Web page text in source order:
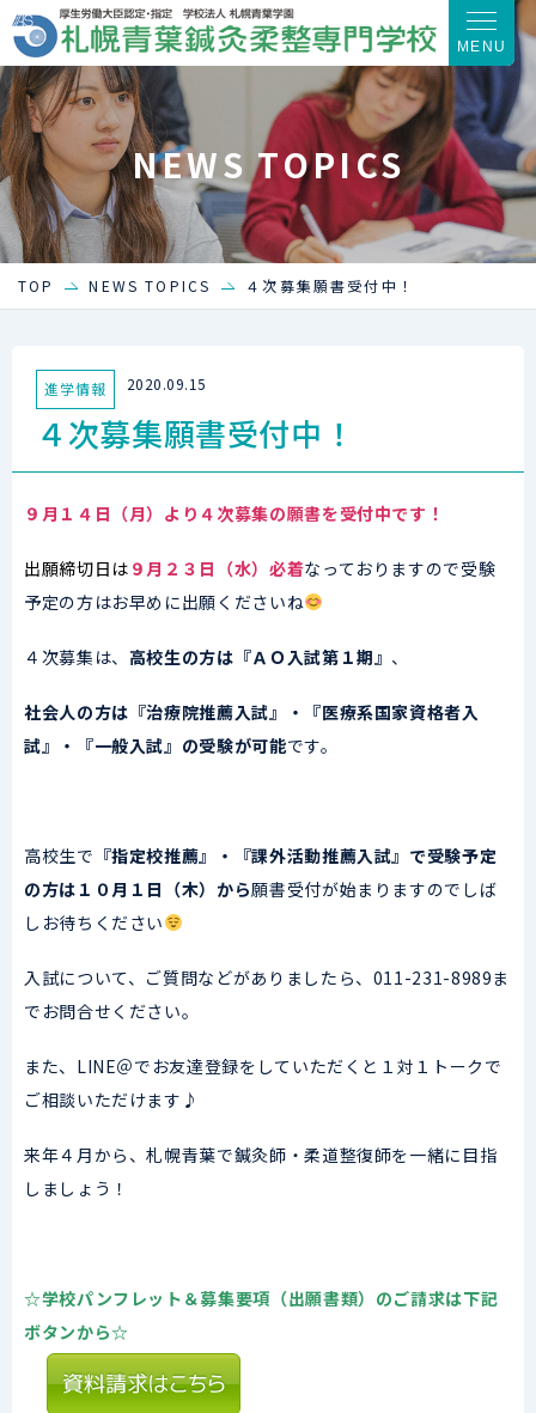
MENU
NEWS TOPICS
TOP NEWS TOPICS ４次募集願書受付中！
進学情報 2020.09.15
４次募集願書受付中！
９月１４日（月）より４次募集の願書を受付中です！
出願締切日は ９月２３日（水）必着なっておりますので受験
予定の方はお早めに出願くださいね
４次募集は、 高校生の方は『ＡＯ入試第１期』 、
社会人の方は『治療院推薦入試』・『医療系国家資格者入
試』・『一般入試』の受験が可能です。
高校生で 『指定校推薦』・『課外活動推薦入試』で受験予定
の方は１０月１日（木）から願書受付が始まりますのでしば
しお待ちください
入試について、ご質問などがありましたら、011-231-8989ま
でお問合せください。
また、LINE＠でお友達登録をしていただくと１対１トークで
ご相談いただけます♪
来年４月から、札幌青葉で鍼灸師・柔道整復師を一緒に目指
しましょう！
☆学校パンフレット＆募集要項（出願書類）のご請求は下記
ボタンから☆